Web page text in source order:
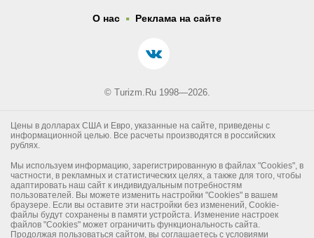
О нас . Реклама на сайте
© Turizm.Ru 1998—2026.
Цены в долларах США и Евро, указанные на сайте, приведены с
информационной целью. Все расчеты производятся в российских
рублях.
Мы используем информацию, зарегистрированную в файлах "Cookies", в
частности, в рекламных и статистических целях, а также для того, чтобы
адаптировать наш сайт к индивидуальным потребностям
пользователей. Вы можете изменить настройки "Cookies" в вашем
браузере. Если вы оставите эти настройки без изменений, Cookie-
файлы будут сохранены в памяти устройста. Изменение настроек
файлов "Cookies" может ограничить функциональность сайта.
Продолжая пользоваться сайтом, вы соглашаетесь с условиями